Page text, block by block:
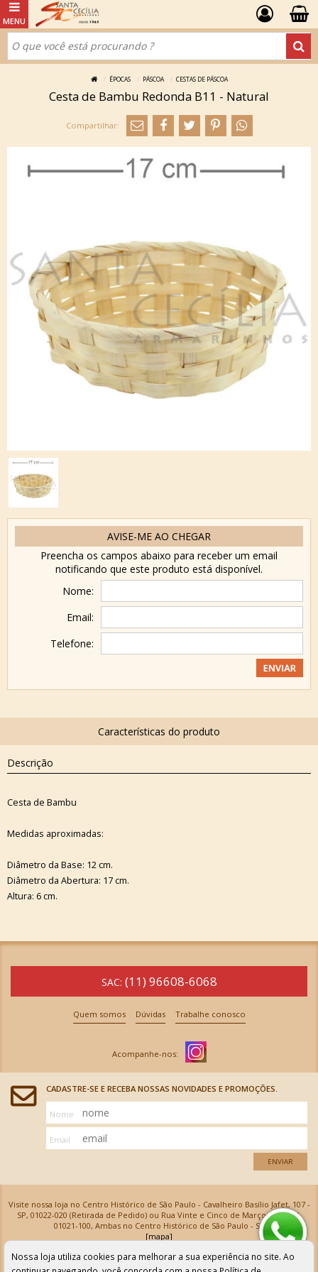
ÉPOCAS PÁSCOA CESTAS DE PÁSCOA
Cesta de Bambu Redonda B11 - Natural
AVISE-ME AO CHEGAR
Preencha os campos abaixo para receber um email
notificando que este produto está disponível.
Nome:
Email:
Telefone:
Descrição
Cesta de Bambu
Medidas aproximadas:
Diâmetro da Base: 12 cm.
Diâmetro da Abertura: 17 cm.
Altura: 6 cm.
SAC: (11) 96608-6068
Quem somos Dúvidas Trabalhe conosco
CADASTRE-SE E RECEBA NOSSAS NOVIDADES E PROMOÇÕES.
Nome
Email
ENVIAR
Visite nossa loja no Centro Histórico de São Paulo - Cavalheiro Basílio Jafet, 107 -
SP, 01022-020 (Retirada de Pedido) ou Rua Vinte e Cinco de Março, 576 - SP,
01021-100, Ambas no Centro Histórico de São Paulo - SP
[mapa]
Armarinhos Santa Cecília Ltda | CNPJ: 61.069.639/0001-18
Os preços e as condições de pagamento apresentadas na loja virtual não valem para nossa loja física e
podem sofrer alterações sem aviso prévio. Vendas com cartão de crédito sujeitas a análise e
Nossa loja utiliza cookies para melhorar a sua experiência no site. Ao